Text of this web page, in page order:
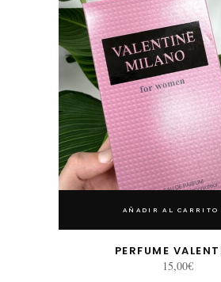
AÑADIR AL CARRITO
PERFUME
15,00€